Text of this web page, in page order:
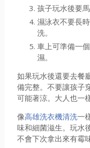
孩子玩水後要
濕泳衣不要長
洗。
車上可準備一
濕。
如果玩水後還要去餐
備完整。不要讓孩子
可能著涼。大人也一
像高雄洗衣機清洗一
味和細菌滋生。玩水
不會下次拿出來有霉味